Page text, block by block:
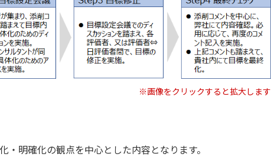
※画像をクリックすると拡大します
・明確化の観点を中心とした内容となります。